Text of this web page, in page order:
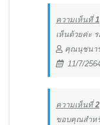
ความเห็นที่1
เห็นด้วยค่ะ
คุณนุชน
11/7/
ความเห็นที่2
ขอบคุณสำห